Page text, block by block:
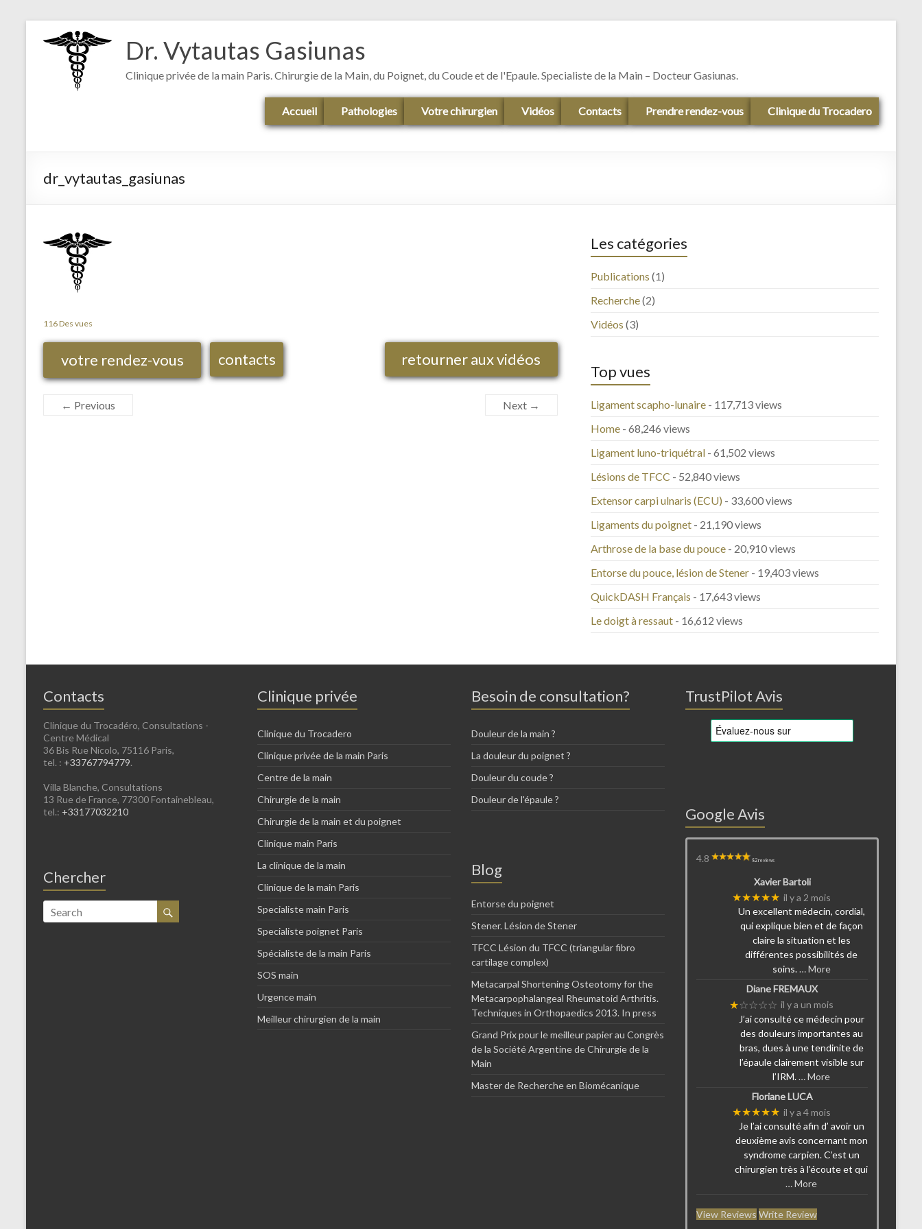
Dr. Vytautas Gasiunas
Clinique privée de la main Paris. Chirurgie de la Main, du Poignet, du Coude et de l'Epaule. Specialiste de la Main – Docteur Gasiunas.
Accueil Pathologies Votre chirurgien Vidéos Contacts Prendre rendez-vous Clinique du Trocadero
dr_vytautas_gasiunas
116 Des vues
retourner aux vidéos
contacts
votre rendez-vous
← Previous Next →
Les catégories
Publications (1)
Recherche(2)
Vidéos (3)
Top vues
Ligament scapho-lunaire - 117,713 views
Home - 68,246 views
Ligament luno-triquétral - 61,502 views
Lésions de TFCC - 52,840 views
Extensor carpi ulnaris (ECU) - 33,600 views
Ligaments du poignet - 21,190 views
Arthrose de la base du pouce - 20,910 views
Entorse du pouce, lésion de Stener - 19,403 views
QuickDASH Français - 17,643 views
Le doigt à ressaut - 16,612 views
Contacts
Clinique du Trocadéro, Consultations -
Centre Médical
36 Bis Rue Nicolo, 75116 Paris,
tel. : +33767794779.
Villa Blanche, Consultations
13 Rue de France, 77300 Fontainebleau,
tel.: +33177032210
Chercher
Clinique privée
Clinique du Trocadero
Clinique privée de la main Paris
Centre de la main
Chirurgie de la main
Chirurgie de la main et du poignet
Clinique main Paris
La clinique de la main
Clinique de la main Paris
Specialiste main Paris
Specialiste poignet Paris
Spécialiste de la main Paris
SOS main
Urgence main
Meilleur chirurgien de la main
Besoin de consultation?
Douleur de la main ?
La douleur du poignet ?
Douleur du coude ?
Douleur de l'épaule ?
Blog
Entorse du poignet
Stener. Lésion de Stener
TFCC Lésion du TFCC (triangular fibro
cartilage complex)
Metacarpal Shortening Osteotomy for the
Metacarpophalangeal Rheumatoid Arthritis.
Techniques in Orthopaedics 2013. In press
Grand Prix pour le meilleur papier au Congrès
de la Société Argentine de Chirurgie de la
Main
Master de Recherche en Biomécanique
TrustPilot Avis
Google Avis
4.8 82 reviews
Xavier Bartoli
★★★★★ il y a 2 mois
Un excellent médecin, cordial,
qui explique bien et de façon
claire la situation et les
différentes possibilités de
soins. … More
Diane FREMAUX
★☆☆☆☆ il y a un mois
J’ai consulté ce médecin pour
des douleurs importantes au
bras, dues à une tendinite de
l’épaule clairement visible sur
l’IRM.… More
Floriane LUCA
★★★★★ il y a 4 mois
Je l’ai consulté afin d’ avoir un
deuxième avis concernant mon
syndrome carpien. C’est un
chirurgien très à l’écoute et qui
… More
View Reviews Write Review